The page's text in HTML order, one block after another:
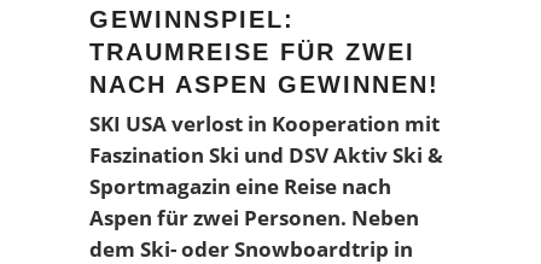
GEWINNSPIEL:
TRAUMREISE FÜR ZWEI
NACH ASPEN GEWINNEN!
SKI USA verlost in Kooperation mit
Faszination Ski und DSV Aktiv Ski &
Sportmagazin eine Reise nach
Aspen für zwei Personen. Neben
dem Ski- oder Snowboardtrip in